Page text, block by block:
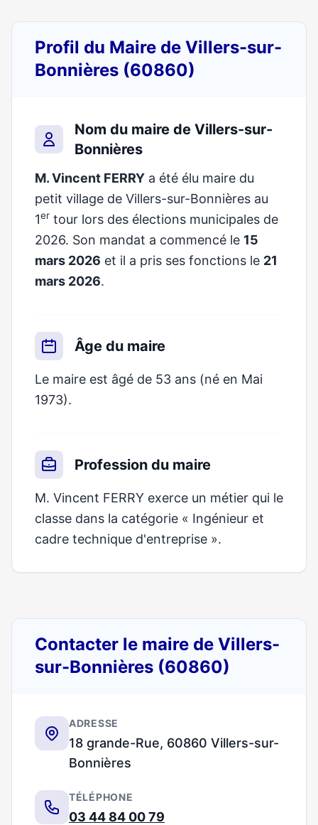
Profil du Maire de Villers-sur-
Bonnières (60860)
Nom du maire de Villers-sur-
Bonnières
M. Vincent FERRY a été élu maire du
petit village de Villers-sur-Bonnières au
1er tour lors des élections municipales de
2026. Son mandat a commencé le 15
mars 2026 et il a pris ses fonctions le 21
mars 2026.
Âge du maire
Le maire est âgé de 53 ans (né en Mai
1973).
Profession du maire
M. Vincent FERRY exerce un métier qui le
classe dans la catégorie « Ingénieur et
cadre technique d'entreprise ».
Contacter le maire de Villers-
sur-Bonnières (60860)
ADRESSE
18 grande-Rue, 60860 Villers-sur-
Bonnières
TÉLÉPHONE
03 44 84 00 79